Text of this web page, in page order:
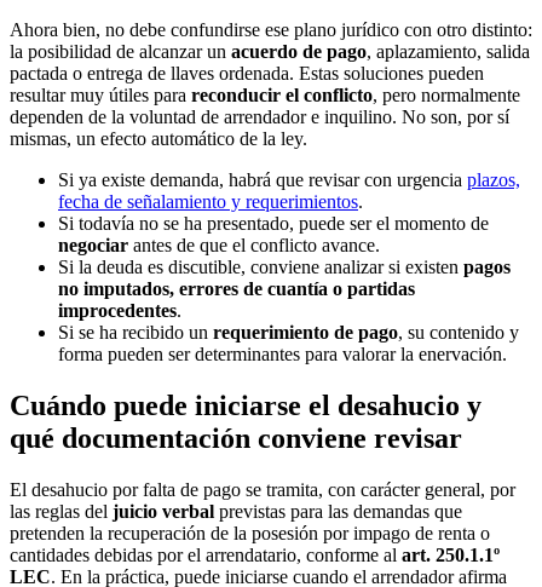
Ahora bien, no debe confundirse ese plano jurídico con otro distinto:
la posibilidad de alcanzar un acuerdo de pago, aplazamiento, salida
pactada o entrega de llaves ordenada. Estas soluciones pueden
resultar muy útiles para reconducir el conflicto, pero normalmente
dependen de la voluntad de arrendador e inquilino. No son, por sí
mismas, un efecto automático de la ley.
Si ya existe demanda, habrá que revisar con urgencia plazos,
fecha de señalamiento y requerimientos.
Si todavía no se ha presentado, puede ser el momento de
negociar antes de que el conflicto avance.
Si la deuda es discutible, conviene analizar si existen pagos
no imputados, errores de cuantía o partidas
improcedentes.
Si se ha recibido un requerimiento de pago, su contenido y
forma pueden ser determinantes para valorar la enervación.
Cuándo puede iniciarse el desahucio y
qué documentación conviene revisar
El desahucio por falta de pago se tramita, con carácter general, por
las reglas del juicio verbal previstas para las demandas que
pretenden la recuperación de la posesión por impago de renta o
cantidades debidas por el arrendatario, conforme al art. 250.1.1º
LEC. En la práctica, puede iniciarse cuando el arrendador afirma